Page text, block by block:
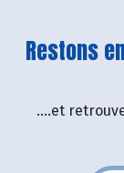
Restons
....et